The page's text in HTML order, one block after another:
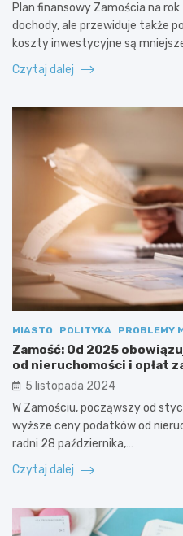
Plan finansowy Zamościa na
dochody, ale przewiduje także
koszty inwestycyjne są
Czytaj dalej
MIASTO POLITYKA PROBLEMY
Zamość: Od 2025
od nieruchomości i opłat
5 listopada 2024
W Zamościu, począwszy od
wyższe ceny podatków od
radni 28 października,…
Czytaj dalej